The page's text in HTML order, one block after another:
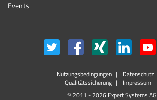
Events
Nutzungsbedingungen
Datenschutz
Qualitätssicherung
Impressum
© 2011 - 2026 Expert Systems AG